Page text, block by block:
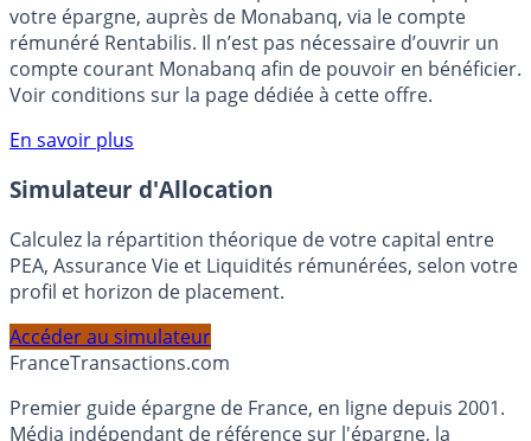
Bénéficiez de cette offre de placement sans risque pour
votre épargne, auprès de Monabanq, via le compte
rémunéré Rentabilis. Il n’est pas nécessaire d’ouvrir un
Voir conditions sur la page dédiée à cette offre.
En savoir plus
Simulateur d'Allocation
Calculez la répartition théorique de votre capital entre
profil et horizon de placement.
FranceTransactions.com